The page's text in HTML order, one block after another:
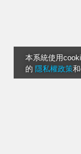
本系統使用
的 隱私權政策